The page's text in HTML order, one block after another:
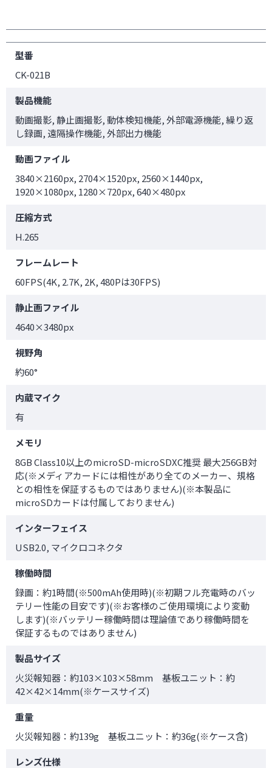
型番
CK-021B
製品機能
動画撮影, 静止画撮影, 動体検知機能, 外部電源機能, 繰り返
し録画, 遠隔操作機能, 外部出力機能
動画ファイル
3840×2160px, 2704×1520px, 2560×1440px,
1920×1080px, 1280×720px, 640×480px
圧縮方式
H.265
フレームレート
60FPS(4K, 2.7K, 2K, 480Pは30FPS)
静止画ファイル
4640×3480px
視野角
約60°
内蔵マイク
有
メモリ
8GB Class10以上のmicroSD-microSDXC推奨 最大256GB対
応(※メディアカードには相性があり全てのメーカー、規格
との相性を保証するものではありません)(※本製品に
microSDカードは付属しておりません)
インターフェイス
USB2.0, マイクロコネクタ
稼働時間
録画：約1時間(※500mAh使用時)(※初期フル充電時のバッ
テリー性能の目安です)(※お客様のご使用環境により変動
します)(※バッテリー稼働時間は理論値であり稼働時間を
保証するものではありません)
製品サイズ
火災報知器：約103×103×58mm 基板ユニット：約
42×42×14mm(※ケースサイズ)
重量
火災報知器：約139g 基板ユニット：約36g(※ケース含)
レンズ仕様